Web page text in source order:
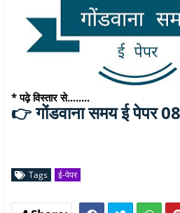
* पढ़े विस्तार से........
👉 गोंडवाना समय ई पेपर
Tags ई-पेपर